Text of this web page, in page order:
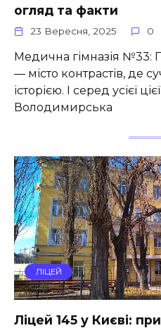
огляд та факти
23 Вересня, 2025 0
Медична гімназія №33:
— місто контрастів, де
історією. І серед усієї
Володимирська
ЛІЦЕЙ
Ліцей 145 у Києві: